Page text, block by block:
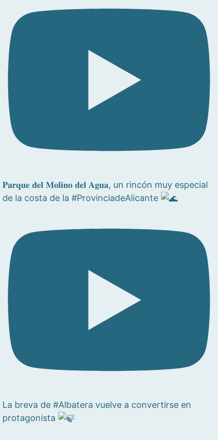
𝐏𝐚𝐫𝐪𝐮𝐞 𝐝𝐞𝐥 𝐌𝐨𝐥𝐢𝐧𝐨 𝐝𝐞𝐥 𝐀𝐠𝐮𝐚, un rincón muy especial
de la costa de la #ProvinciadeAlicante
La breva de #Albatera vuelve a convertirse en
protagonista